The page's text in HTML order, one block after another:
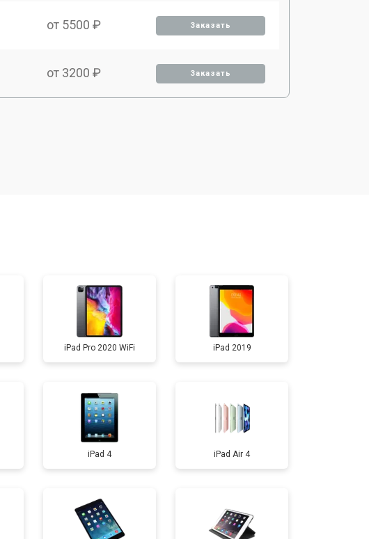
от 5500 ₽ Заказать
от 3200 ₽ Заказать
от 4500 ₽ Заказать
от 2500 ₽ Заказать
iPad Pro 2020 WiFi iPad 2019
iPad 4 iPad Air 4